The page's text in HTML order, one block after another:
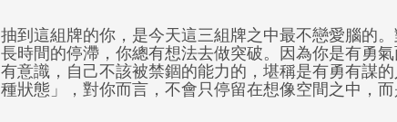
抽到這組牌的你，是今天這三組牌之中最不戀愛腦的
長時間的停滯，你總有想法去做突破。因為你是有勇
有意識，自己不該被禁錮的能力的，堪稱是有勇有謀
種狀態」，對你而言，不會只停留在想像空間之中，而